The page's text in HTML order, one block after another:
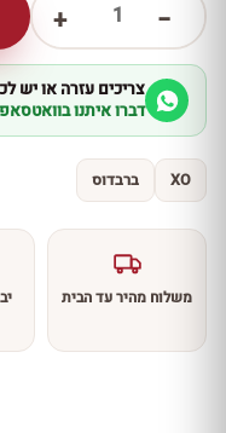
−
1
+
צריכים עזרה או יש
דברו איתנו
XO ברבדוס
משלוח מהיר עד הבית